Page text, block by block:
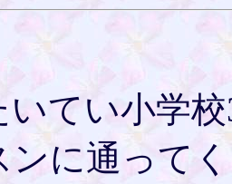
いてい小学
ンに通って